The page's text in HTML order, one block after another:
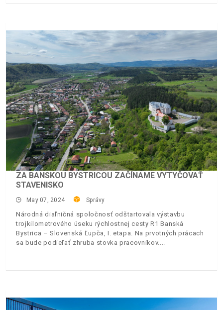
ZA BANSKOU BYSTRICOU ZAČÍNAME VYTYČOVAŤ
STAVENISKO
May 07, 2024 Správy
Národná diaľničná spoločnosť odštartovala výstavbu
trojkilometrového úseku rýchlostnej cesty R1 Banská
Bystrica – Slovenská Ľupča, I. etapa. Na prvotných prácach
sa bude podieľať zhruba stovka pracovníkov.